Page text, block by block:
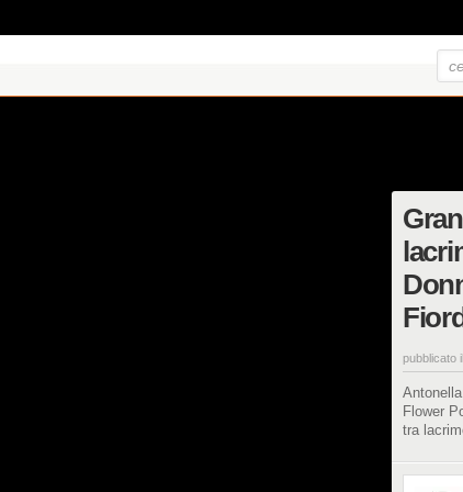
pubblicato il
Flower
tra